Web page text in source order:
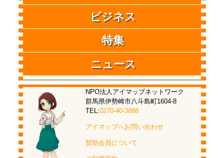
ビジネス
特集
ニュース
NPO法人アイマップネットワーク
群馬県伊勢崎市八斗島町1604-8
TEL:0270-40-3888
アイマップへお問い合わせ
賛助会員について